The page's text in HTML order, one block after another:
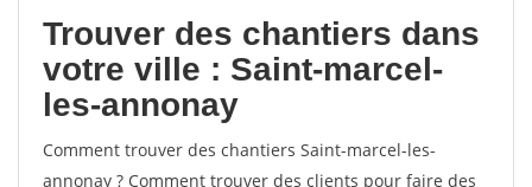
Trouver des chantiers dans
votre ville : Saint-marcel-
les-annonay
Comment trouver des chantiers Saint-marcel-les-
annonay ? Comment trouver des clients pour faire des